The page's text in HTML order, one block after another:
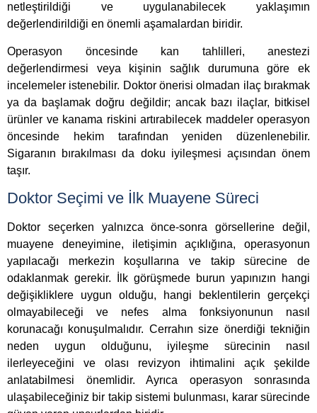
netleştirildiği ve uygulanabilecek yaklaşımın
değerlendirildiği en önemli aşamalardan biridir.
Operasyon öncesinde kan tahlilleri, anestezi
değerlendirmesi veya kişinin sağlık durumuna göre ek
incelemeler istenebilir. Doktor önerisi olmadan ilaç bırakmak
ya da başlamak doğru değildir; ancak bazı ilaçlar, bitkisel
ürünler ve kanama riskini artırabilecek maddeler operasyon
öncesinde hekim tarafından yeniden düzenlenebilir.
Sigaranın bırakılması da doku iyileşmesi açısından önem
taşır.
Doktor Seçimi ve İlk Muayene Süreci
Doktor seçerken yalnızca önce-sonra görsellerine değil,
muayene deneyimine, iletişimin açıklığına, operasyonun
yapılacağı merkezin koşullarına ve takip sürecine de
odaklanmak gerekir. İlk görüşmede burun yapınızın hangi
değişikliklere uygun olduğu, hangi beklentilerin gerçekçi
olmayabileceği ve nefes alma fonksiyonunun nasıl
korunacağı konuşulmalıdır. Cerrahın size önerdiği tekniğin
neden uygun olduğunu, iyileşme sürecinin nasıl
ilerleyeceğini ve olası revizyon ihtimalini açık şekilde
anlatabilmesi önemlidir. Ayrıca operasyon sonrasında
ulaşabileceğiniz bir takip sistemi bulunması, karar sürecinde